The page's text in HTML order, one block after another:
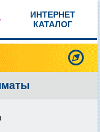
ИНТЕРНЕТ
КАТАЛОГ